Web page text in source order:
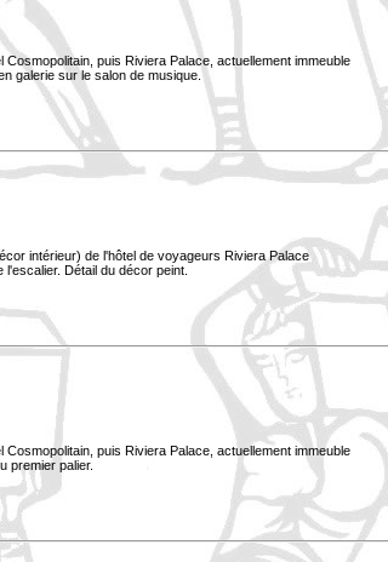
puis Riviera Palace, actuellement immeuble
galerie sur le salon de musique.
intérieur) de l'hôtel de voyageurs Riviera Palace
Détail du décor peint.
puis Riviera Palace, actuellement immeuble
premier palier.